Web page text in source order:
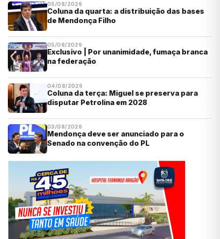
05/08/2026
Coluna da quarta: a distribuição das bases
de Mendonça Filho
05/08/2026
Exclusivo | Por unanimidade, fumaça branca
na federação
04/08/2026
Coluna da terça: Miguel se preserva para
disputar Petrolina em 2028
03/08/2026
Mendonça deve ser anunciado para o
Senado na convenção do PL